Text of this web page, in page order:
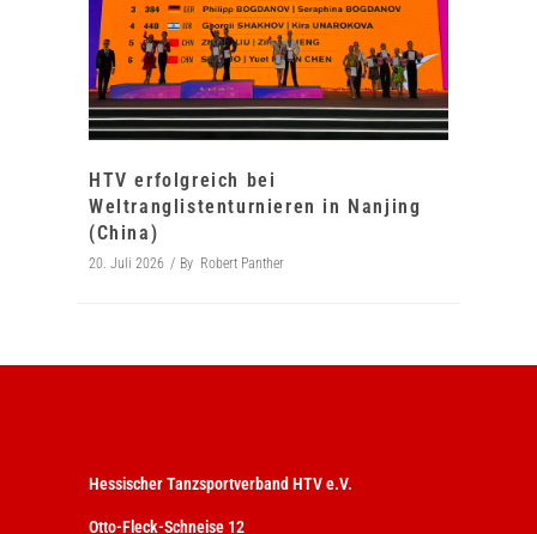
HTV erfolgreich bei
Weltranglistenturnieren in Nanjing
(China)
20. Juli 2026 By Robert Panther
Hessischer Tanzsportverband HTV e.V.
Otto-Fleck-Schneise 12